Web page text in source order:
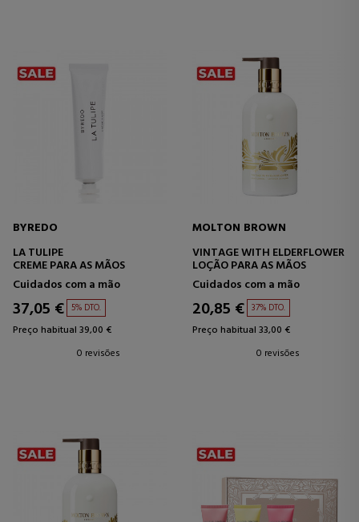
BYREDO
LA TULIPE
CREME PARA AS MÃOS
Cuidados com a mão
37,05 € 5% DTO.
Preço habitual 39,00 €
0 revisões
MOLTON BROWN
VINTAGE WITH ELDERFLOWER
LOÇÃO PARA AS MÃOS
Cuidados com a mão
20,85 € 37% DTO.
Preço habitual 33,00 €
0 revisões